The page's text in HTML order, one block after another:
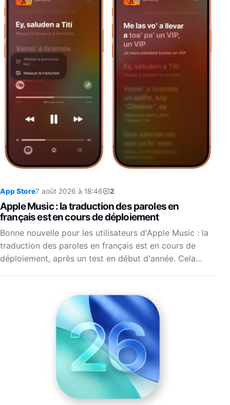
App Store7 août 2026 à 18:46 2
Apple Music : la traduction des paroles en
français est en cours de déploiement
Bonne nouvelle pour les utilisateurs d'Apple Music : la
traduction des paroles en français est en cours de
déploiement, après un test en début d'année. Cela…